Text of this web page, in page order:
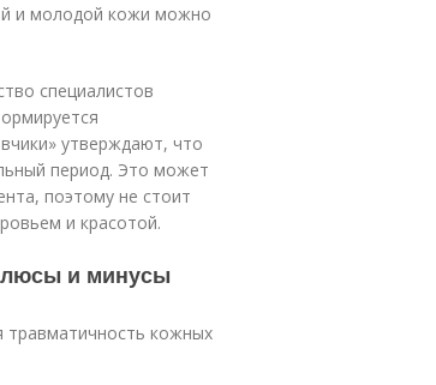
и молодой кожи можно
специалистов
утверждают, что
период. Это может
поэтому не стоит
и красотой.
и минусы
кожных